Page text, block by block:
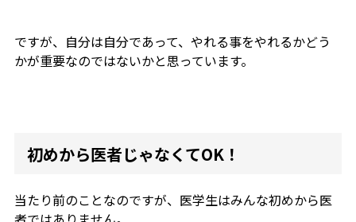
ですが、自分は自分であって、やれる事をやれるかどう
かが重要なのではないかと思っています。
初めから医者じゃなくてOK！
当たり前のことなのですが、医学生はみんな初めから医